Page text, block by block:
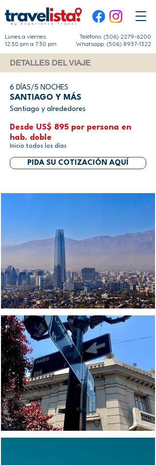
Lunes a viernes
12:30 pm a 7:30 pm
Teléfono. (506) 2279-6200
Whatsapp. (506) 8937-1322
DETALLES DEL VIAJE
6 DÍAS/5 NOCHES
SANTIAGO Y MÁS
Santiago y alrededores
Desde US$ 895 por persona en
hab. doble
Inicio todos los días
PIDA SU COTIZACIÓN AQUÍ